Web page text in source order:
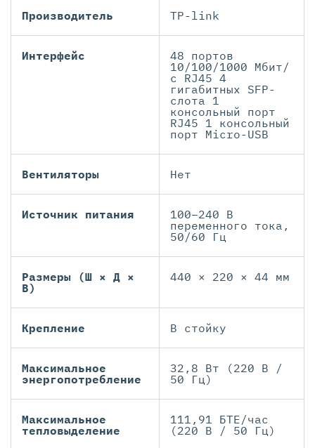
Производитель TP-link
Интерфейс
48 портов
10/100/1000 Мбит/
с RJ45 4
гигабитных SFP-
слота 1
консольный порт
RJ45 1 консольный
порт Micro-USB
Вентиляторы Нет
Источник питания
100–240 В
переменного тока,
50/60 Гц
Размеры (Ш × Д ×
В)
440 × 220 × 44 мм
Крепление В стойку
Максимальное
энергопотребление
32,8 Вт (220 В /
50 Гц)
Максимальное
тепловыделение
111,91 БТЕ/час
(220 В / 50 Гц)